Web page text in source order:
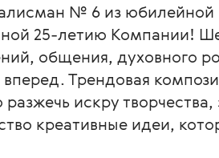
№ 6 из юбилейной
25-летию Компании!
общения, духовного
Трендовая
искру творчества,
креативные идеи,